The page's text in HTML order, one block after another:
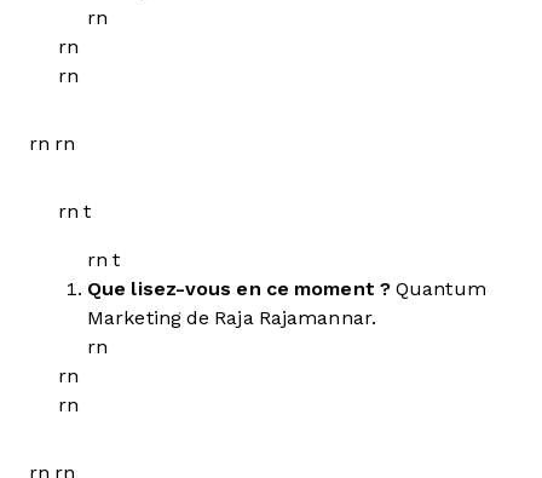
rn
rn
rn
rn rn
rn t
rn t
Que lisez-vous en ce moment ?Quantum
Marketing de Raja Rajamannar.
rn
rn
rn
rn rn